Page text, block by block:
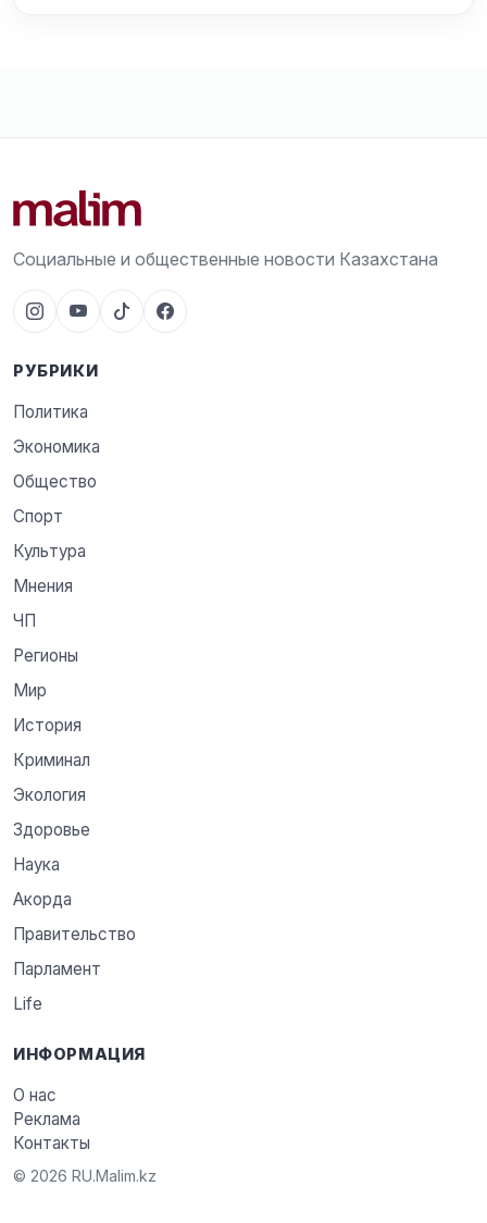
Социальные и общественные новости Казахстана
РУБРИКИ
Политика
Экономика
Общество
Спорт
Культура
Мнения
ЧП
Регионы
Мир
История
Криминал
Экология
Здоровье
Наука
Акорда
Правительство
Парламент
Life
ИНФОРМАЦИЯ
О нас
Реклама
Контакты
© 2026 RU.Malim.kz